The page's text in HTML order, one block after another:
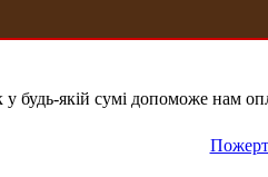
якій сумі допоможе нам